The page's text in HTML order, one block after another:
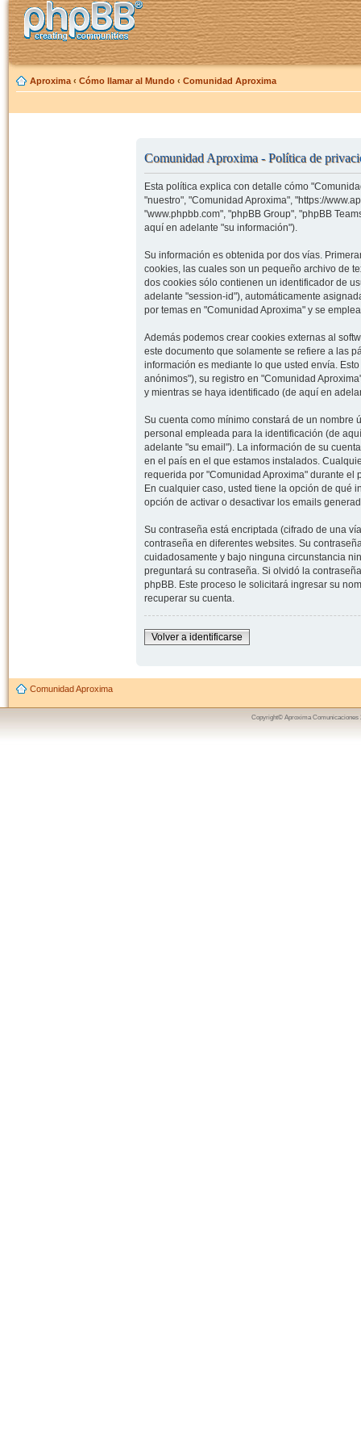
Aproxima ‹ Cómo llamar al Mundo ‹ Comunidad Aproxima
Comunidad Aproxima - Política de
Esta política explica con detalle cómo
"nuestro", "Comunidad Aproxima", "https://
"www.phpbb.com", "phpBB Group", "phpBB
aquí en adelante "su información").
Su información es obtenida por dos vías.
cookies, las cuales son un pequeño archivo de
dos cookies sólo contienen un identificador de
adelante "session-id"), automáticamente
por temas en "Comunidad Aproxima" y se
Además podemos crear cookies externas al
este documento que solamente se refiere a las
información es mediante lo que usted envía.
anónimos"), su registro en "Comunidad
y mientras se haya identificado (de aquí en
Su cuenta como mínimo constará de un
personal empleada para la identificación (de
adelante "su email"). La información de su
en el país en el que estamos instalados.
requerida por "Comunidad Aproxima" durante el
En cualquier caso, usted tiene la opción de qué
opción de activar o desactivar los emails
Su contraseña está encriptada (cifrado de una
contraseña en diferentes websites. Su
cuidadosamente y bajo ninguna circunstancia
preguntará su contraseña. Si olvidó la
phpBB. Este proceso le solicitará ingresar su
recuperar su cuenta.
Volver a identificarse
Comunidad Aproxima
Copyright© Aproxima Comunicaciones